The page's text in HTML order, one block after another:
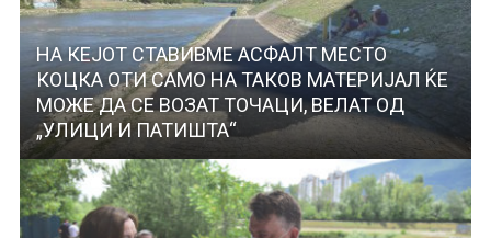
НА КЕЈОТ СТАВИВМЕ АСФАЛТ МЕСТО
КОЦКА ОТИ САМО НА ТАКОВ МАТЕРИЈАЛ ЌЕ
МОЖЕ ДА СЕ ВОЗАТ ТОЧАЦИ, ВЕЛАТ ОД
„УЛИЦИ И ПАТИШТА“